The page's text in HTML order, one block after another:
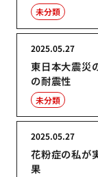
未分類
東日本大震災
の耐震性
2025.05.27
未分類
花粉症の私が
果
2025.05.27